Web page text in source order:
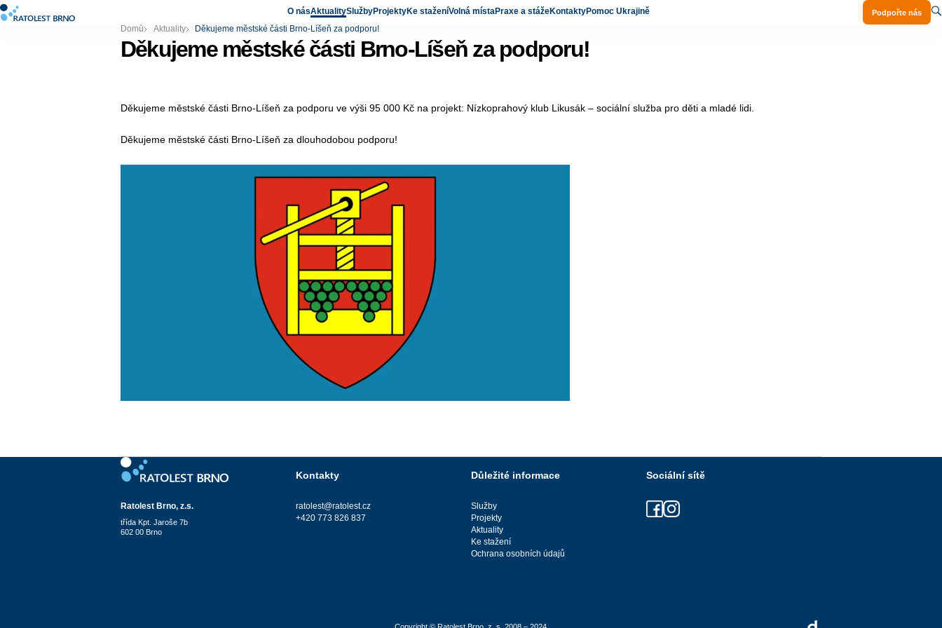
O násAktualitySlužbyProjektyKe staženíVolná místaPraxe a stážeKontaktyPomoc Ukrajině Podpořte nás
Domů Aktuality Děkujeme městské části Brno-Líšeň za podporu!
Děkujeme městské části Brno-Líšeň za podporu!
Děkujeme městské části Brno-Líšeň za podporu ve výši 95 000 Kč na projekt: Nízkoprahový klub Likusák – sociální služba pro děti a mladé lidi.
Děkujeme městské části Brno-Líšeň za dlouhodobou podporu!
Ratolest Brno, z.s.
třída Kpt. Jaroše 7b
602 00 Brno
Kontakty
ratolest@ratolest.cz
+420 773 826 837
Důležité informace
Služby
Projekty
Aktuality
Ke stažení
Ochrana osobních údajů
Sociální sítě